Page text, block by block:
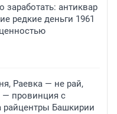
заработать: антиквар
редкие деньги 1961
Раевка — не рай,
провинция с
Башкирии